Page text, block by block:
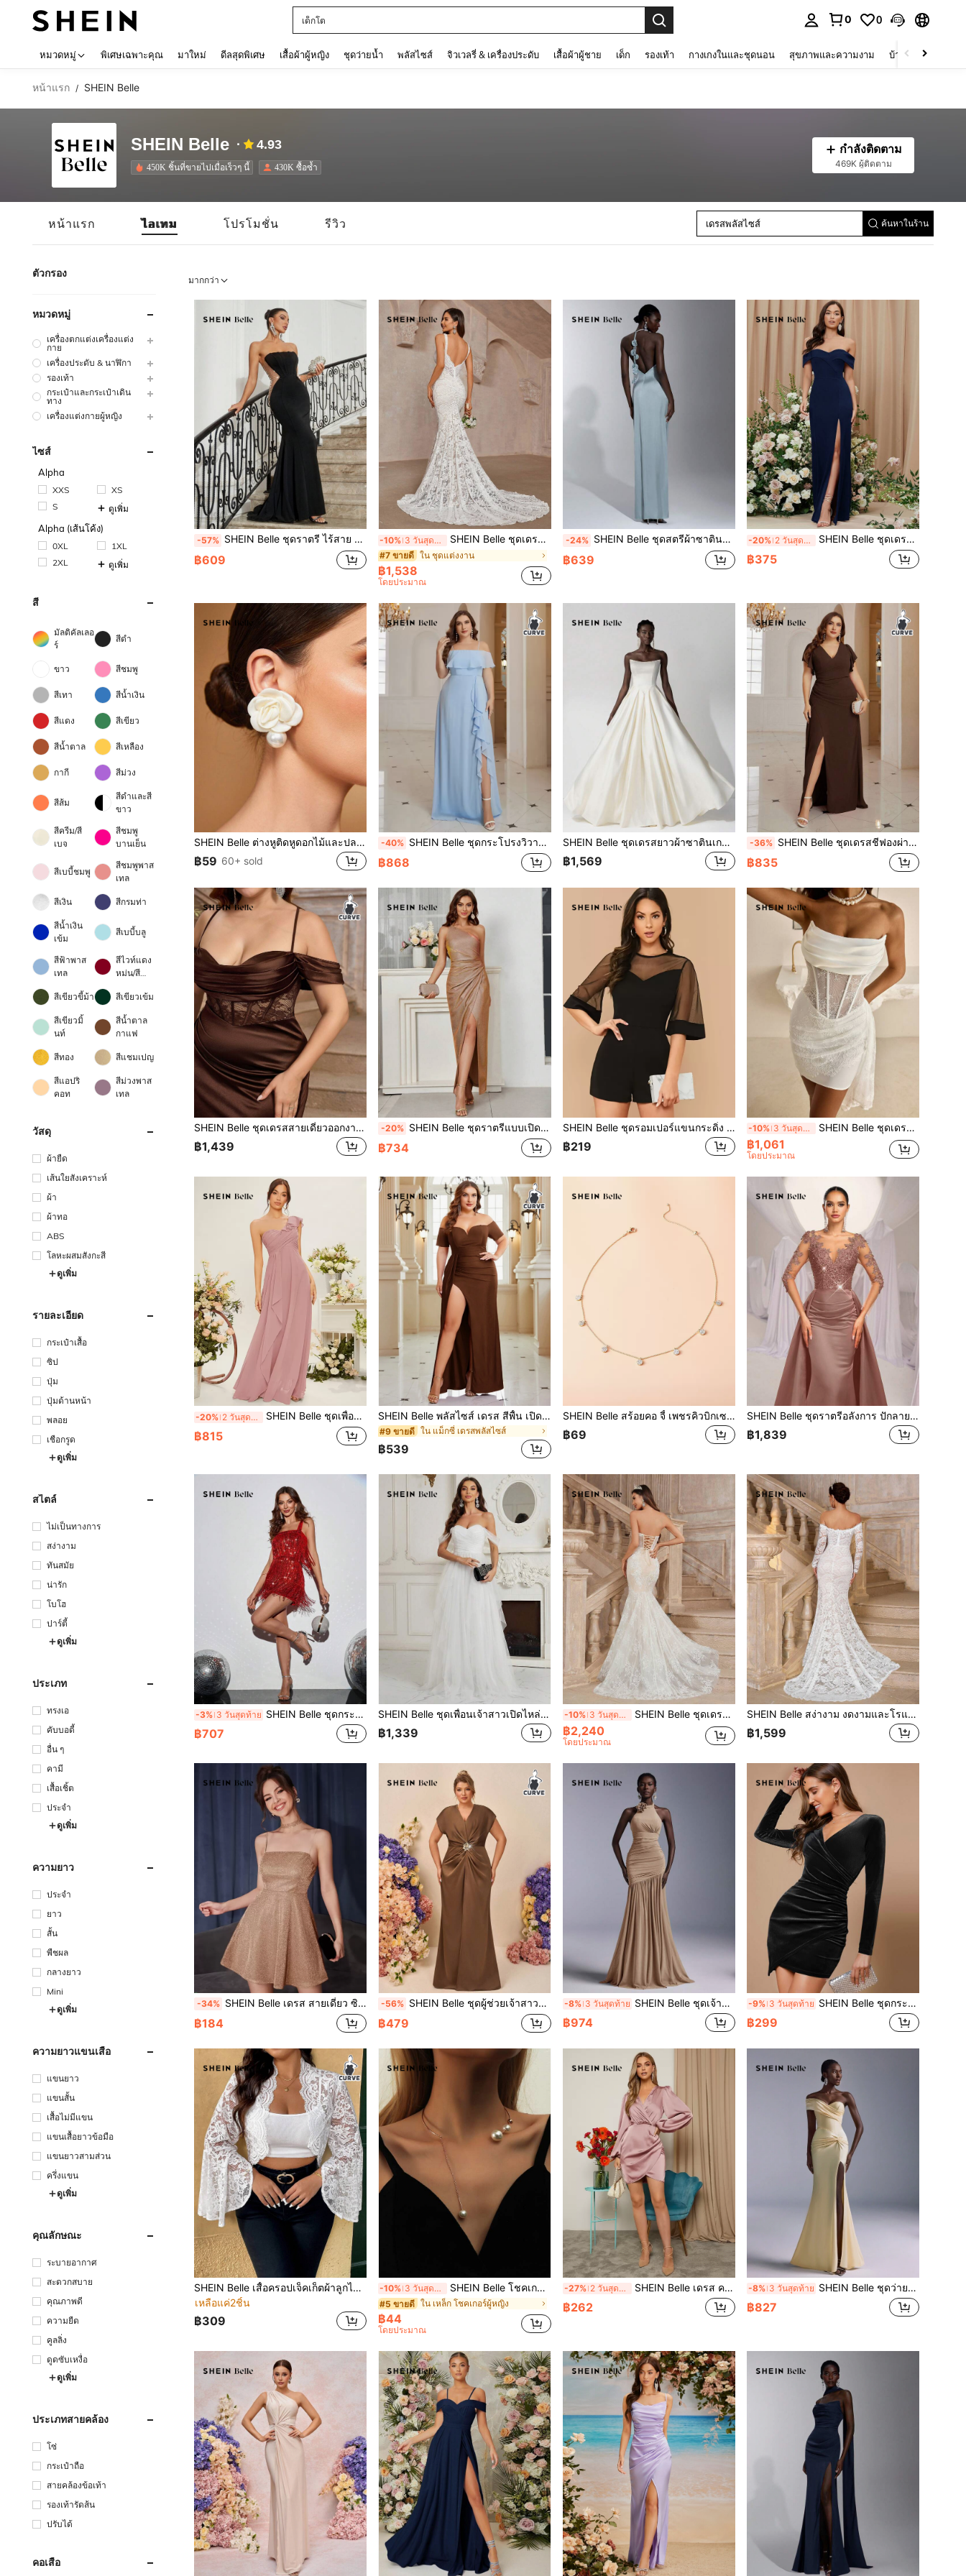
เด็กโต
0 0
หมวดหมู่ พิเศษเฉพาะคุณ มาใหม่ ดีลสุดพิเศษ เสื้อผ้าผู้หญิง ชุดว่ายน้ำ พลัสไซส์ จิวเวลรี่ & เครื่องประดับ เสื้อผ้าผู้ชาย เด็ก รองเท้า กางเกงในและชุดนอน สุขภาพและความงาม บ้านและที่อยู่อาศัย
หน้าแรก / SHEIN Belle
SHEIN Belle 4.93
450K ชิ้นที่ขายไปเมื่อเร็วๆ นี้ 430K ซื้อซ้ำ
กำลังติดตาม
469K ผู้ติดตาม
หน้าแรก ไอเทม โปรโมชั่น รีวิว
ผู้หญิงพลัสไซส์บวกชุดราตรีที่เป็นทางการ
ชุดพรอมผู้หญิง
เดรสพลัสไซส์
ชุดสตรีและชุดราตรี
ค้นหาในร้าน
ตัวกรอง
หมวดหมู่
เครื่องตกแต่งเครื่องแต่ง
กาย
เครื่องประดับ & นาฬิกา
รองเท้า
กระเป๋าและกระเป๋าเดิน
ทาง
เครื่องแต่งกายผู้หญิง
ไซส์
Alpha
XXS
XS
S
ดูเพิ่ม
Alpha (เส้นโค้ง)
0XL
1XL
2XL
ดูเพิ่ม
สี
มัลติคัลเลอ
ร์
สีดำ
ขาว สีชมพู
สีเทา สีน้ำเงิน
สีแดง สีเขียว
สีน้ำตาล สีเหลือง
กากี สีม่วง
สีส้ม
สีดำและสี
ขาว
สีครีม/สี
เบจ
สีชมพู
บานเย็น
สีเบบี้ชมพู
สีชมพูพาส
เทล
สีเงิน สีกรมท่า
สีน้ำเงิน
เข้ม
สีเบบี้บลู
สีฟ้าพาส
เทล
สีไวท์แดง
หม่น/สี
สีเขียวขี้ม้า
สีเขียวเข้ม
สีเขียวมิ้
นท์
สีน้ำตาล
กาแฟ
สีทอง สีแชมเปญ
สีแอปริ
คอท
สีม่วงพาส
เทล
วัสดุ
ผ้ายืด
เส้นใยสังเคราะห์
ผ้า
ผ้าทอ
ABS
โลหะผสมสังกะสี
ดูเพิ่ม
รายละเอียด
กระเป๋าเสื้อ
ซิป
ปุ่ม
ปุ่มด้านหน้า
พลอย
เชือกรูด
ดูเพิ่ม
สไตล์
ไม่เป็นทางการ
สง่างาม
ทันสมัย
น่ารัก
โบโฮ
ปาร์ตี้
ดูเพิ่ม
ประเภท
ทรงเอ
คับบอดี้
อื่น ๆ
คามี
เสื้อเชิ้ต
ประจำ
ดูเพิ่ม
ความยาว
ประจำ
ยาว
สั้น
พืชผล
กลางยาว
Mini
ดูเพิ่ม
ความยาวแขนเสื้อ
แขนยาว
แขนสั้น
เสื้อไม่มีแขน
แขนเสื้อยาวข้อมือ
แขนยาวสามส่วน
ครึ่งแขน
ดูเพิ่ม
คุณลักษณะ
ระบายอากาศ
สะดวกสบาย
คุณภาพดี
ความยืด
คูลลิ่ง
ดูดซับเหงื่อ
ดูเพิ่ม
ประเภทสายคล้อง
โซ่
กระเป๋าถือ
สายคล้องข้อเท้า
รองเท้ารัดส้น
ปรับได้
คอเสื้อ
มากกว่า
-57% SHEIN Belle ชุดราตรี ไร้สาย ก้างปลา การออกแบบ พลอยเทียม ด้านข้าง คัตเอาท์ กรีดสูง นางเงือก สำหรับ ผู้หญิง
฿609
-10% 3 วันสุดท้าย SHEIN Belle ชุดเดรสทรงหางปลาผ้าลูกไม้สไตล์หรูหราสีขาวตัดแชมเปญ คอวี แต่งขอบหยัก ยืดหยุ่น เซ็กซี่ See-Through เปิดหลัง เหมาะสำหรับงานแต่งงาน งานเลี้ยงวันหยุด เทศกาลวันหยุด งานรับปริญญา ชุดแต่งงานยาวพิเศษ ชุดเจ้าสาว, เจ้าสาว, สำหรับวันวาเลนไทน์
#7 ขายดี ใน ชุดแต่งงาน
฿1,538
โดยประมาณ
-24% SHEIN Belle ชุดสตรีผ้าซาตินสีน้ำเงินที่สง่างาม โรแมนติก เซ็กซี่ มีดอกไม้ 3 มิติ คอกระเช้าไร้แขน เปิดไหล่ หลังโล่ง ตัวเข้ารูป ตรง เหมาะสำหรับงานวันเกิด งานแต่งงาน ชุดเพื่อนเจ้าสาว
฿639
-20% 2 วันสุดท้าย SHEIN Belle ชุดเดรส สีพื้น เย็บชายเสื้อ เปิดไหล่ ผ่าสูง
฿375
SHEIN Belle ต่างหูติดหูดอกไม้และปลอมทรงไข่มุก Valentines
฿59 60+ sold
-40% SHEIN Belle ชุดกระโปรงวิวาห์หรูหรา ชุดเพื่อนเจ้าสาว ชุดทางการสำหรับผู้หญิงบุคลิกใหญ่ สีฟ้าอ่อน ปักระบายคอเดียว ตะเข็บแยก
฿868
SHEIN Belle ชุดเดรสยาวผ้าซาตินเกาะอกสุดหรูของผู้หญิง พร้อมสายไขว้ปรับได้, ชุดเดรสสำหรับใส่ไปงานแต่งงาน, เหมาะสำหรับงานปาร์ตี้, งานเลี้ยงอาหารค่ำที่เป็นทางการ หรือเดทกลางคืน, ชุดเดรสสำหรับออกงานตอนเย็น, ชุดราตรี, สำหรับวันวาเลนไทน์
฿1,569
-36% SHEIN Belle ชุดเดรสชีฟองผ่าข้าง แต่งระบาย จับจีบช่วงเอว คอวี พลัสไซส์
฿835
SHEIN Belle ชุดเดรสสายเดี่ยวออกงานทางการเซ็กซี่หรูหราเปิดไหล่ผ่าสูงรัดเอวผ้าลูกไม้สีน้ำตาลกาแฟไซส์ใหญ่พิเศษสำหรับงานเลี้ยงสังสรรค์ตอนเย็นงานพรอมงานแต่งงานสำหรับงานรับปริญญางานเลี้ยงอาหารค่ำสำหรับวันวาเลนไทน์
฿1,439
-20% SHEIN Belle ชุดราตรีแบบเปิดไหล่เงางามชิ้นเดียว มีแยกด้านข้าง อย่างหรูหรา สำหรับงานราตรี งานเลี้ยง งานแต่งงาน งานมอบปริญญา งานรับประทานอาหาร
฿734
SHEIN Belle ชุดรอมเปอร์แขนกระดิ่ง ผ้าตาข่ายเนื้อบาง
฿219
-10% 3 วันสุดท้าย SHEIN Belle ชุดเดรสสั้นรัดรูปสีขาวสง่างามผ้าลูกไม้ปะต่อตาข่ายกลวงโชว์เอว เหมาะสำหรับออกเดท, วันหยุดพักผ่อน, ปาร์ตี้คนโสด, วันเกิด, งานรับปริญญา, จิบน้ำชายามบ่าย, งานแต่งงาน, งานเลี้ยงสละโสด, ของขวัญครบรอบ, ชุดปาร์ตี้สีขาวสำหรับผู้หญิง, วันวาเลนไทน์
฿1,061
โดยประมาณ
-20% 2 วันสุดท้าย SHEIN Belle ชุดเพื่อนเจ้าสาวแขนเดียว ชายระบาย ตกแต่งอย่างหรูหรา
฿815
SHEIN Belle พลัสไซส์ เดรส สีพื้น เปิดไหล่ กรีดสูง
#9 ขายดี ใน แม็กซี่ เดรสพลัสไซส์
฿539
SHEIN Belle สร้อยคอ จี้ เพชรคิวบิกเซอร์โคเนีย
฿69
SHEIN Belle ชุดราตรีอลังการ ปักลายตาข่าย คอวี แขนยาว ตกแต่งลูกปัดหรู เอวสูง ชายระบาย ปลายกระโปรงเป็นหางนางเงือก
฿1,839
-3% 3 วันสุดท้าย SHEIN Belle ชุดกระโปรงหญิงลำ กลวยสีแดงประดับเลื่อม ตุ้มหนาที่หัวไหล่ ต่อเนื่อง เปิดไหล่ หลังเปิด ออกงานราตรีสั้นมีประกาย ชุดเดรสกางเกงจั๊มพ์ซูทเซ็กซี่ต้อนรับปีใหม่โอกาสพิเศษ
฿707
SHEIN Belle ชุดเพื่อนเจ้าสาวเปิดไหล่, จับจีบที่หน้าอก, ชายระบายหลายชั้นแบบไม่สมมาตร (ผู้ใหญ่)
฿1,339
-10% 3 วันสุดท้าย SHEIN Belle ชุดเดรสเกาะอกเซ็กซี่หรูหราและงดงามพร้อมรายละเอียดลูกไม้ตัดกันแบบ บล็อกสี และเสื้อท่อนบนลูกไม้โปร่งสไตล์ฝรั่งเศสคลาสสิก โครง และชายเสื้อหยัก, ชุดเดรสเมอร์เมดผ้าตาข่าย Tulle พร้อมชุดแต่งงานหางยาวสีขาว ชุดเจ้าสาว, เจ้าสาว, สำหรับวันวาเลนไทน์
฿2,240
โดยประมาณ
SHEIN Belle สง่างาม งดงามและโรแมนติก, ไหล่ข้างเดียวสีขาว แขนยาวซีทรู, ลูกไม้ซีทรูยืดหยุ่นที่หน้าอก, สติกเกอร์เส้นแรงดันกระดูกปลา, ขอบหอยเชลล์, ลูกไม้ปะสุดคลาสสิกสไตล์ฝรั่งเศส, ผ่าสูง, ดีไซน์หางนางเงือก, เหมาะสำหรับงานแต่งงาน, ปาร์ตี้สละโสด, พิธีรับปริญญา, ชุดแต่งงานหางยาวพิเศษ ชุดเจ้าสาว, เจ้าสาว, สำหรับวันวาเลนไทน์
฿1,599
-34% SHEIN Belle เดรส สายเดี่ยว ซิปหลัง กลิตเตอร์
฿184
-56% SHEIN Belle ชุดผู้ช่วยเจ้าสาวสีกาแฟ คอวี ปีกเสื้อสั้น ผ้ารัดช่วง มีเข็มกลัด โค้งทรง ไซส์ใหญ่ ลุคโรแมนติกสง่างาม
฿479
-8% 3 วันสุดท้าย SHEIN Belle ชุดเจ้าสาวที่มีลายดอกไม้สวยงามแขนสูงรูดด้วยตาข่ายบางที่สวยงาม
฿974
-9% 3 วันสุดท้าย SHEIN Belle ชุดกระโปรงกำมะหยี่ ดีเทลจีบ ทรงป้ายหน้า
฿299
SHEIN Belle เสื้อครอปเจ็คเก็ตผ้าลูกไม้ถักสีขาว ที่หรูหราสำหรับผู้หญิงไซส์พลัส
เหลือแค่2ชิ้น
฿309
-10% 3 วันสุดท้าย SHEIN Belle โชคเกอร์ ทรงเปิด ประดับ มุกเทียม
#5 ขายดี ใน เหล็ก โชคเกอร์ผู้หญิง
฿44
โดยประมาณ
-27% 2 วันสุดท้าย SHEIN Belle เดรส คอวีลึก แขนโคมไฟ ทรงแร็ป
฿262
-8% 3 วันสุดท้าย SHEIN Belle ชุดว่ายน้ำถักหรูหรายืด Sleeve ปั้ม, ขอบกระโปรงปลายช่วงเทา Mermaid เหมาะสำหรับงานแต่งงาน งานปาร์ตี้ งานฮันนีมูน งานเลี้ยงพรอม ชุดเพื่อนเจ้าสาว (ขนาดผู้ใหญ่)
฿827